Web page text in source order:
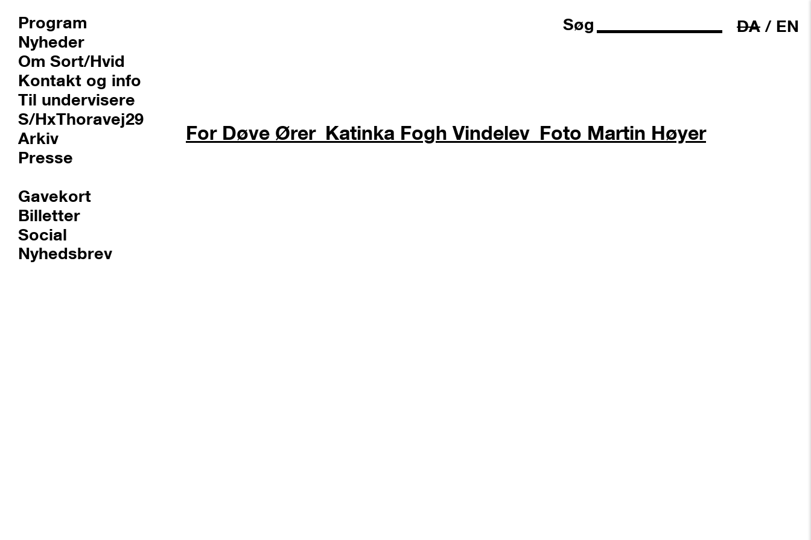
Program
Nyheder
Om Sort/Hvid
Kontakt og info
Til undervisere
S/HxThoravej29
Arkiv
Presse
Gavekort
Billetter
Social
Nyhedsbrev
Søg DA / EN
For Døve Ører_Katinka Fogh Vindelev_Foto Martin Høyer